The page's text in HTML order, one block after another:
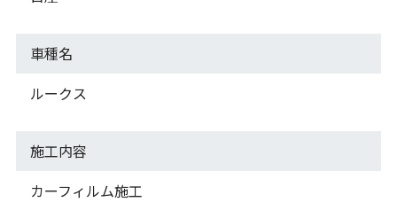
車種名
ルークス
施工内容
カーフィルム施工